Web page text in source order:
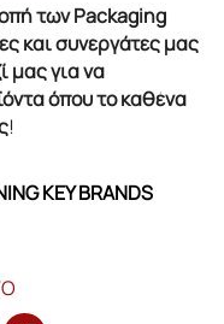
των Packaging
και συνεργάτες μας
μας για να
όπου το καθένα
!
KEY BRANDS